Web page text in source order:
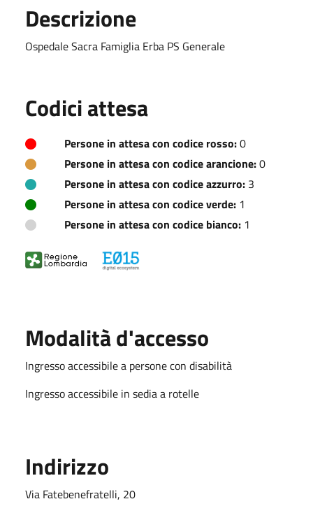
Descrizione
Ospedale Sacra Famiglia Erba PS Generale
Codici attesa
Persone in attesa con codice rosso:0
Persone in attesa con codice arancione:0
Persone in attesa con codice azzurro: 3
Persone in attesa con codice verde: 1
Persone in attesa con codice bianco: 1
Modalità d'accesso
Ingresso accessibile a persone con disabilità
Ingresso accessibile in sedia a rotelle
Indirizzo
Via Fatebenefratelli, 20